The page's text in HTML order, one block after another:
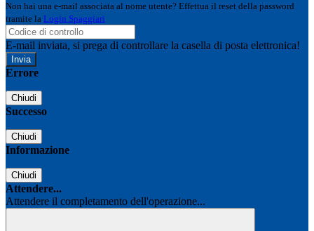
Non hai una e-mail associata al nome utente? Effettua il reset della password
tramite la Login Spaggiari
E-mail inviata, si prega di controllare la casella di posta elettronica!
Errore
Chiudi
Successo
Chiudi
Informazione
Chiudi
Attendere...
Attendere il completamento dell'operazione...